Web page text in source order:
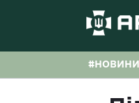
#НОВИНИ